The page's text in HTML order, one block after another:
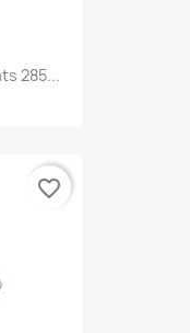
285...
favorite_border